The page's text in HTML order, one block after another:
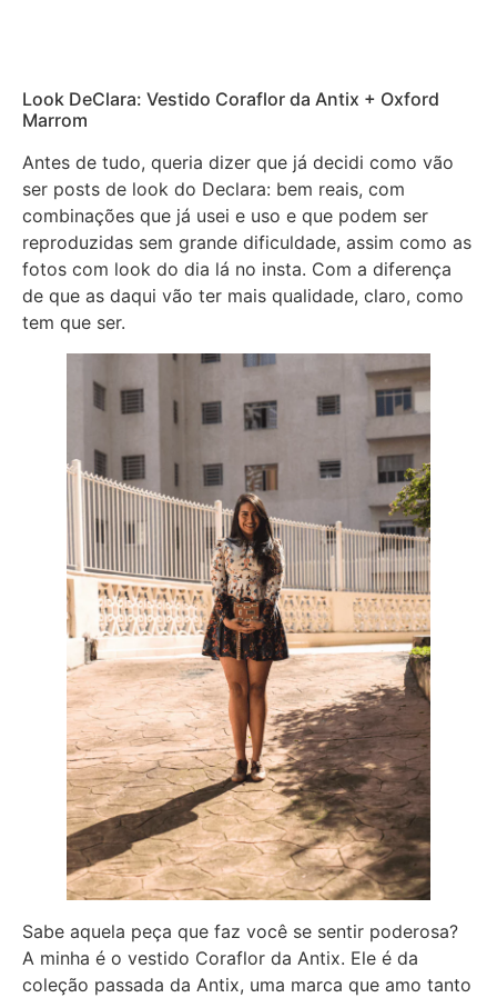
Look DeClara: Vestido Coraflor da Antix + Oxford
Marrom
Antes de tudo, queria dizer que já decidi como vão
ser posts de look do Declara: bem reais, com
combinações que já usei e uso e que podem ser
reproduzidas sem grande dificuldade, assim como as
fotos com look do dia lá no insta. Com a diferença
de que as daqui vão ter mais qualidade, claro, como
tem que ser.
Sabe aquela peça que faz você se sentir poderosa?
A minha é o vestido Coraflor da Antix. Ele é da
coleção passada da Antix, uma marca que amo tanto